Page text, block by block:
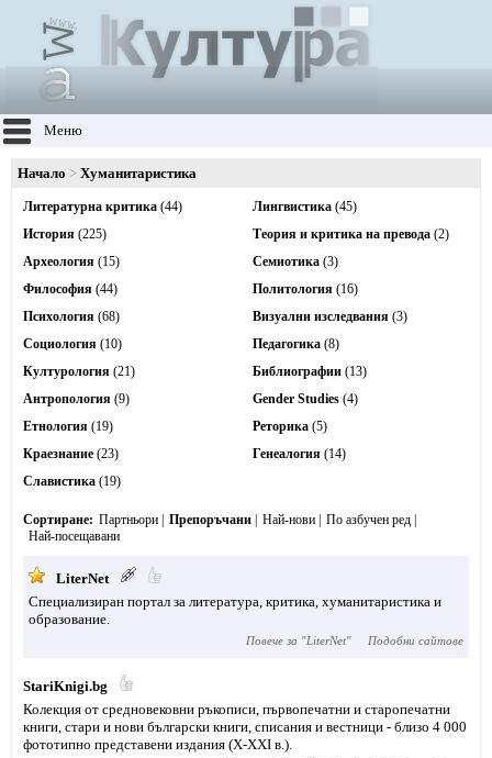
Меню
Начало Хуманитаристика
Литературна критика (44)
История (225)
Археология (15)
Философия (44)
Психология (68)
Социология (10)
Културология (21)
Антропология (9)
Етнология (19)
Краезнание (23)
Славистика (19)
Лингвистика (45)
Теория и критика на превода (2)
Семиотика (3)
Политология (16)
Визуални изследвания (3)
Педагогика (8)
Библиографии (13)
Gender Studies (4)
Реторика (5)
Генеалогия (14)
Сортиране Партньори Препоръчани Най-нови
По азбучен ред
Най-посещавани
LiterNet
Специализиран портал за литература, критика, хуманитаристика и
образование.
Повече за "LiterNet" Подобни сайтове
StariKnigi.bg
Колекция от средновековни ръкописи, първопечатни и старопечатни
книги, стари и нови български книги, списания и вестници - близо 4 000
фототипно представени издания (X-XXI в.).